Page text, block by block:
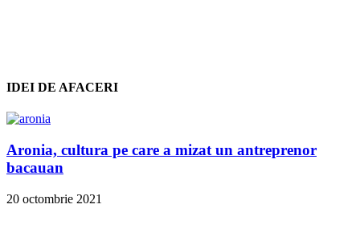
IDEI DE AFACERI
Aronia, cultura pe care a mizat un antreprenor
bacauan
20 octombrie 2021